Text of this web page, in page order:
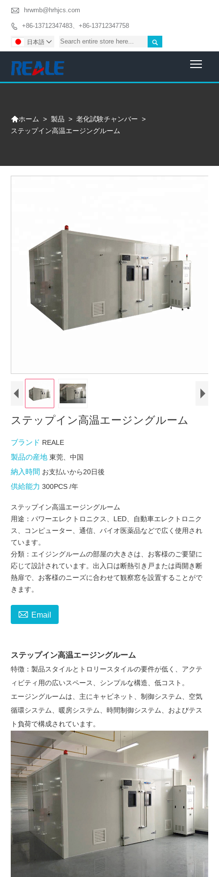
 hrwmb@hrhjcs.com
 +86-13712347483、+86-13712347758

日本語 
ホーム > 製品 > 老化試験チャンバー >
ステップイン高温エージングルーム
ステップイン高温エージングルーム
ブランド REALE
製品の産地東莞、中国
納入時間 お支払いから20日後
供給能力300PCS /年
ステップイン高温エージングルーム
用途：パワーエレクトロニクス、LED、自動車エレクトロニク
ス、コンピューター、通信、バイオ医薬品などで広く使用され
ています。
分類：エイジングルームの部屋の大きさは、お客様のご要望に
応じて設計されています。出入口は断熱引き戸または両開き断
熱扉で、お客様のニーズに合わせて観察窓を設置することがで
きます。
 Email
ステップイン高温エージングルーム
特徴：製品スタイルとトロリースタイルの要件が低く、アクテ
ィビティ用の広いスペース、シンプルな構造、低コスト。
エージングルームは、主にキャビネット、制御システム、空気
循環システム、暖房システム、時間制御システム、およびテス
ト負荷で構成されています。